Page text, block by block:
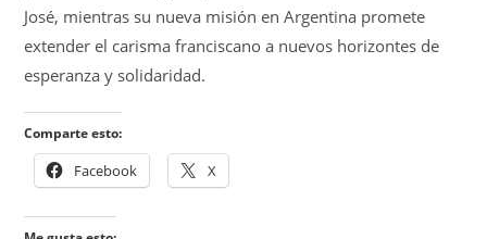
José, mientras su nueva misión en Argentina promete
extender el carisma franciscano a nuevos horizontes de
esperanza y solidaridad.
Comparte esto:
Facebook X